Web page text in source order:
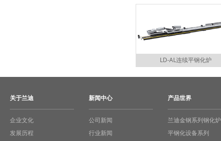
LD-AL连续平钢化炉
关于兰迪
企业文化
发展历程
新闻中心
公司新闻
行业新闻
产品世界
兰迪金钢系列钢化炉
平钢化设备系列